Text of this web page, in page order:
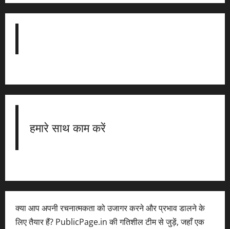
हमारे साथ काम करें
क्या आप अपनी रचनात्मकता को उजागर करने और प्रभाव डालने के
लिए तैयार हैं? PublicPage.in की गतिशील टीम से जुड़ें, जहाँ एक